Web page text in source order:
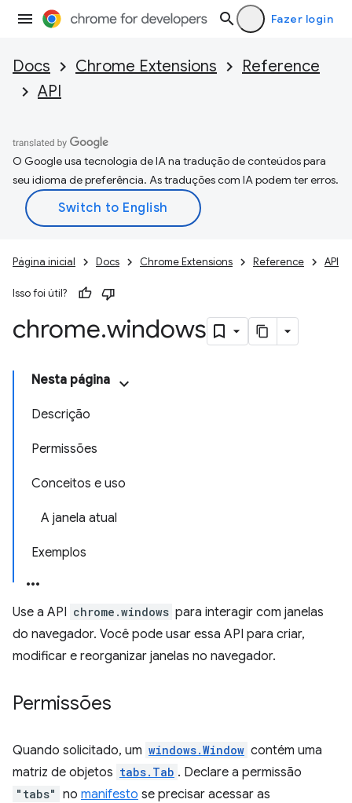
Fazer login
Docs Chrome Extensions
Reference
API
O Google usa tecnologia de IA na tradução de conteúdos para
seu idioma de preferência. As traduções com IA podem ter erros.
Página inicial Docs Chrome Extensions Reference API
Isso foi útil?
chrome.windows
Nesta página
Descrição
Permissões
Conceitos e uso
A janela atual
Exemplos
Use a API chrome.windows para interagir com janelas
do navegador. Você pode usar essa API para criar,
modificar e reorganizar janelas no navegador.
Permissões
Quando solicitado, um windows.Window contém uma
matriz de objetos tabs.Tab . Declare a permissão
"tabs" no manifesto se precisar acessar as